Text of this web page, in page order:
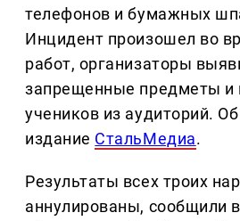
телефонов и бумажных
Инцидент произошел во
работ, организаторы
запрещенные предметы и
учеников из аудиторий.
издание СтальМедиа.
Результаты всех троих
аннулированы, сообщили